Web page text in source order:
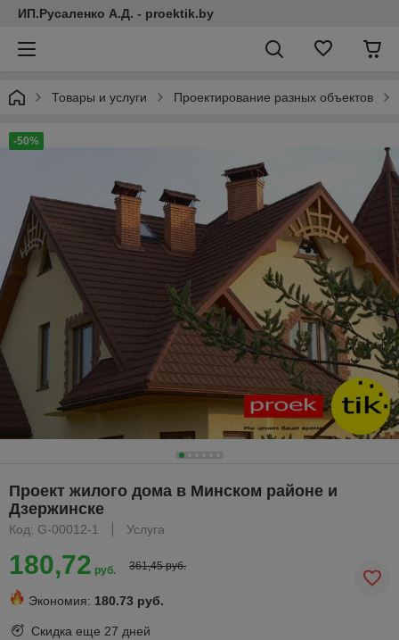
ИП.Русаленко А.Д. - proektik.by
Товары и услуги Проектирование разных объектов
-50%
Проект жилого дома в Минском районе и
Дзержинске
Код: G-00012-1 Услуга
180,72 руб. 361,45 руб.
Экономия: 180.73 руб.
Скидка еще 27 дней